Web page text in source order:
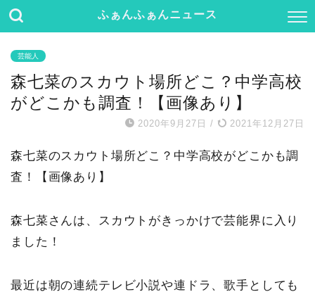
ふぁんふぁんニュース
芸能人
森七菜のスカウト場所どこ？中学高校
がどこかも調査！【画像あり】
2020年9月27日 / 2021年12月27日
森七菜のスカウト場所どこ？中学高校がどこかも調
査！【画像あり】
森七菜さんは、スカウトがきっかけで芸能界に入り
ました！
最近は朝の連続テレビ小説や連ドラ、歌手としても